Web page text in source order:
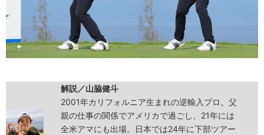
解説／山脇健斗
2001年カリフォルニア生まれの逆輸入プロ。父
親の仕事の関係でアメリカで過ごし、21年には
全米アマにも出場。日本では24年に下部ツアー